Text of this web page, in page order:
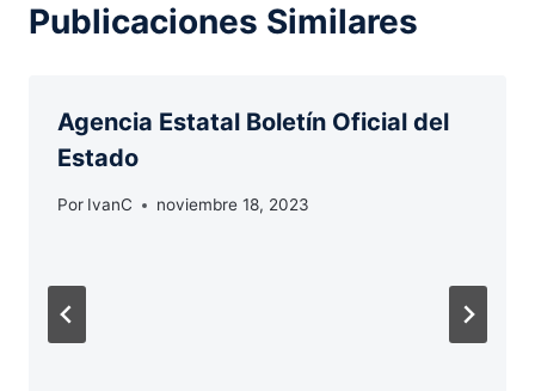
Publicaciones Similares
Agencia Estatal Boletín Oficial del
Estado
Por IvanC noviembre 18, 2023